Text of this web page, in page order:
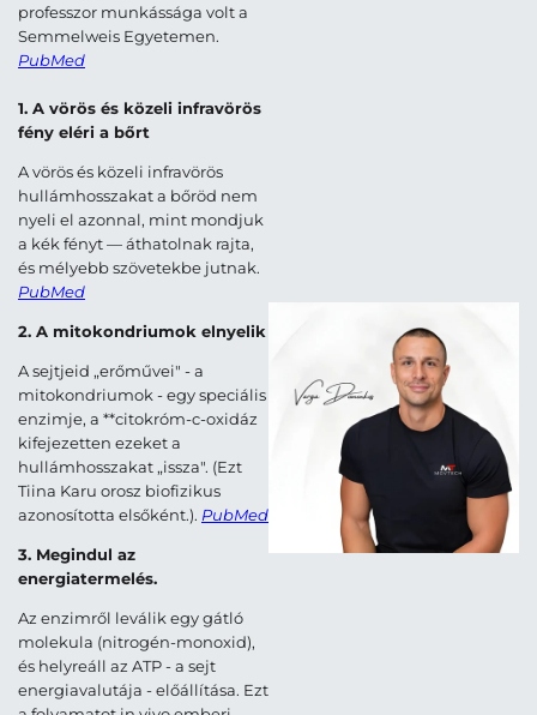
professzor munkássága volt a
Semmelweis Egyetemen.
PubMed
1. A vörös és közeli infravörös
fény eléri a bőrt
A vörös és közeli infravörös
hullámhosszakat a bőröd nem
nyeli el azonnal, mint mondjuk
a kék fényt — áthatolnak rajta,
és mélyebb szövetekbe jutnak.
PubMed
2. A mitokondriumok elnyelik
A sejtjeid „erőművei" - a
mitokondriumok - egy speciális
enzimje, a **citokróm-c-oxidáz
kifejezetten ezeket a
hullámhosszakat „issza". (Ezt
Tiina Karu orosz biofizikus
azonosította elsőként.). PubMed
3. Megindul az
energiatermelés.
Az enzimről leválik egy gátló
molekula (nitrogén-monoxid),
és helyreáll az ATP - a sejt
energiavalutája - előállítása. Ezt